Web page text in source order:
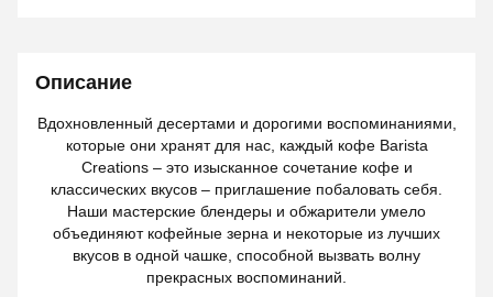
Описание
Вдохновленный десертами и дорогими воспоминаниями,
которые они хранят для нас, каждый кофе Barista
Creations – это изысканное сочетание кофе и
классических вкусов – приглашение побаловать себя.
Наши мастерские блендеры и обжарители умело
объединяют кофейные зерна и некоторые из лучших
вкусов в одной чашке, способной вызвать волну
прекрасных воспоминаний.